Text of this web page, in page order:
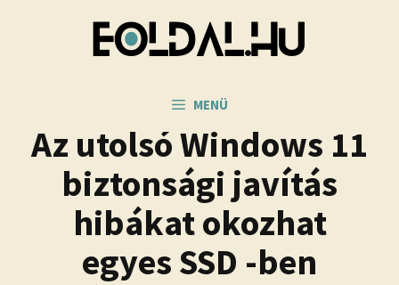
MENÜ
Az utolsó Windows 11
biztonsági javítás
hibákat okozhat
egyes SSD -ben